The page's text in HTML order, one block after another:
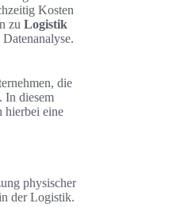
Kosten
zu Logistik
die
In diesem
hierbei eine
physischer
der Logistik.